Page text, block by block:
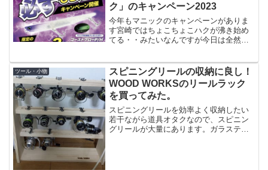
ク」のキャンペーン2023
今年もマニックのキャンペーンがありま
す宮崎ではちょこちょこハクが沸き始め
てる・・みたいなんですが今日は全然見
が始まるわけですが、その初期タイミン
グで非常に強いのが「マニ...
ツール・小物
スピニングリールの収納に良し！
WOOD WORKSのリールラック
を買ってみた。
スピニングリールを効率よく収納したい
若干ながら道具オタクなので、スピニン
グリールが大量にあります。ガラステー